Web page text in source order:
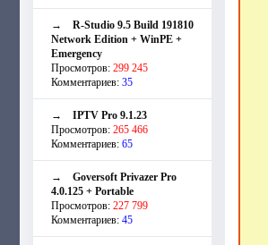
→ R-Studio 9.5 Build 191810
Network Edition + WinPE +
Emergency
Просмотров: 299 245
Комментариев: 35
→ IPTV Pro 9.1.23
Просмотров: 265 466
Комментариев: 65
→ Goversoft Privazer Pro
4.0.125 + Portable
Просмотров: 227 799
Комментариев: 45